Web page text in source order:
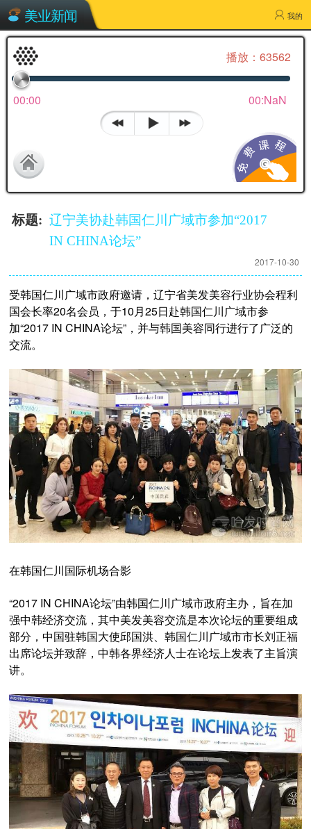
美业新闻 我的
论坛”
播放：63562
00:00 00:NaN
标题: 辽宁美协赴韩国仁川广域市参加“2017
IN CHINA论坛”
2017-10-30
受韩国仁川广域市政府邀请，辽宁省美发美容行业协会程利
国会长率20名会员，于10月25日赴韩国仁川广域市参
加“2017 IN CHINA论坛”，并与韩国美容同行进行了广泛的
交流。
在韩国仁川国际机场合影
“2017 IN CHINA论坛”由韩国仁川广域市政府主办，旨在加
强中韩经济交流，其中美发美容交流是本次论坛的重要组成
部分，中国驻韩国大使邱国洪、韩国仁川广域市市长刘正福
出席论坛并致辞，中韩各界经济人士在论坛上发表了主旨演
讲。